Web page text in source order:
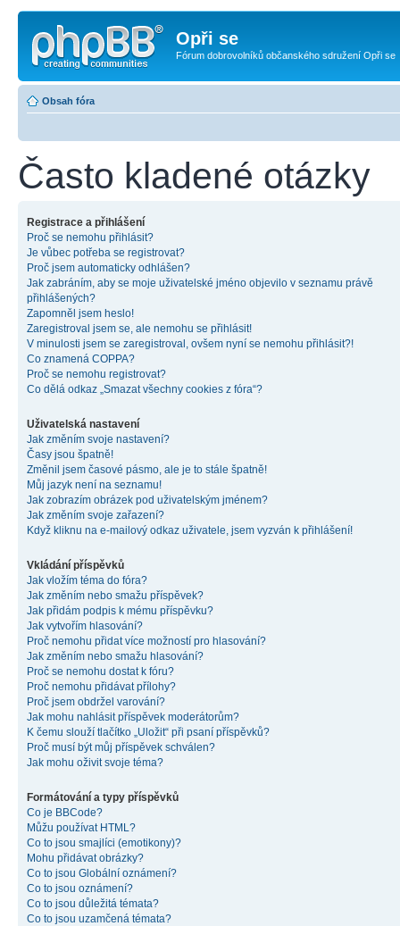
Opři se
Fórum dobrovolníků občanského sdružení Opři se
Obsah fóra
Často kladené otázky
Registrace a přihlášení
Proč se nemohu přihlásit?
Je vůbec potřeba se registrovat?
Proč jsem automaticky odhlášen?
Jak zabráním, aby se moje uživatelské jméno objevilo v seznamu právě
přihlášených?
Zapomněl jsem heslo!
Zaregistroval jsem se, ale nemohu se přihlásit!
V minulosti jsem se zaregistroval, ovšem nyní se nemohu přihlásit?!
Co znamená COPPA?
Proč se nemohu registrovat?
Co dělá odkaz „Smazat všechny cookies z fóra“?
Uživatelská nastavení
Jak změním svoje nastavení?
Časy jsou špatně!
Změnil jsem časové pásmo, ale je to stále špatně!
Můj jazyk není na seznamu!
Jak zobrazím obrázek pod uživatelským jménem?
Jak změním svoje zařazení?
Když kliknu na e-mailový odkaz uživatele, jsem vyzván k přihlášení!
Vkládání příspěvků
Jak vložím téma do fóra?
Jak změním nebo smažu příspěvek?
Jak přidám podpis k mému příspěvku?
Jak vytvořím hlasování?
Proč nemohu přidat více možností pro hlasování?
Jak změním nebo smažu hlasování?
Proč se nemohu dostat k fóru?
Proč nemohu přidávat přílohy?
Proč jsem obdržel varování?
Jak mohu nahlásit příspěvek moderátorům?
K čemu slouží tlačítko „Uložit“ při psaní příspěvků?
Proč musí být můj příspěvek schválen?
Jak mohu oživit svoje téma?
Formátování a typy příspěvků
Co je BBCode?
Můžu používat HTML?
Co to jsou smajlíci (emotikony)?
Mohu přidávat obrázky?
Co to jsou Globální oznámení?
Co to jsou oznámení?
Co to jsou důležitá témata?
Co to jsou uzamčená témata?